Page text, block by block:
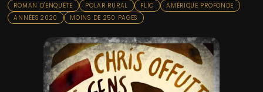
RECHERCHE
LIENS & FESTIVALS
UN POLAR AU HASARD
ROMAN D'ENQUÊTE POLAR RURAL FLIC
AMÉRIQUE PROFONDE
ANNÉES 2020
MOINS DE 250 PAGES